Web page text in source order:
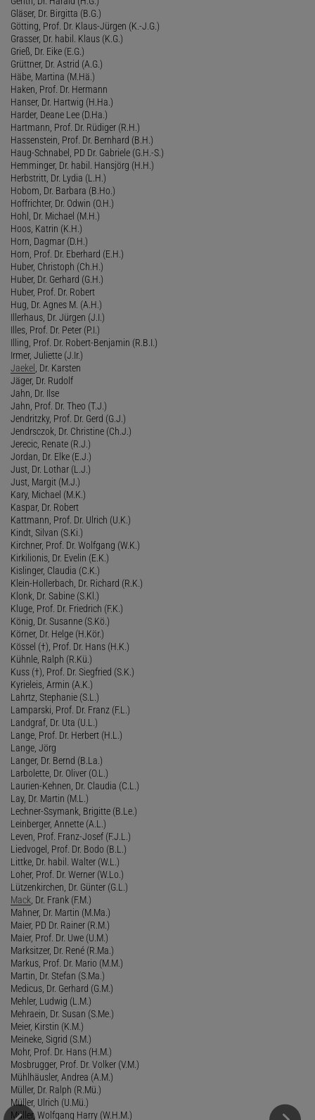
Gläser, Dr. Birgitta (B.G.)
Götting, Prof. Dr. Klaus-Jürgen (K.-J.G.)
Grasser, Dr. habil. Klaus (K.G.)
Grieß, Dr. Eike (E.G.)
Grüttner, Dr. Astrid (A.G.)
Häbe, Martina (M.Hä.)
Haken, Prof. Dr. Hermann
Hanser, Dr. Hartwig (H.Ha.)
Harder, Deane Lee (D.Ha.)
Hartmann, Prof. Dr. Rüdiger (R.H.)
Hassenstein, Prof. Dr. Bernhard (B.H.)
Haug-Schnabel, PD Dr. Gabriele (G.H.-S.)
Hemminger, Dr. habil. Hansjörg (H.H.)
Herbstritt, Dr. Lydia (L.H.)
Hobom, Dr. Barbara (B.Ho.)
Hoffrichter, Dr. Odwin (O.H.)
Hohl, Dr. Michael (M.H.)
Hoos, Katrin (K.H.)
Horn, Dagmar (D.H.)
Horn, Prof. Dr. Eberhard (E.H.)
Huber, Christoph (Ch.H.)
Huber, Dr. Gerhard (G.H.)
Huber, Prof. Dr. Robert
Hug, Dr. Agnes M. (A.H.)
Illerhaus, Dr. Jürgen (J.I.)
Illes, Prof. Dr. Peter (P.I.)
Illing, Prof. Dr. Robert-Benjamin (R.B.I.)
Irmer, Juliette (J.Ir.)
Jaekel , Dr. Karsten
Jäger, Dr. Rudolf
Jahn, Dr. Ilse
Jahn, Prof. Dr. Theo (T.J.)
Jendritzky, Prof. Dr. Gerd (G.J.)
Jendrsczok, Dr. Christine (Ch.J.)
Jerecic, Renate (R.J.)
Jordan, Dr. Elke (E.J.)
Just, Dr. Lothar (L.J.)
Just, Margit (M.J.)
Kary, Michael (M.K.)
Kaspar, Dr. Robert
Kattmann, Prof. Dr. Ulrich (U.K.)
Kindt, Silvan (S.Ki.)
Kirchner, Prof. Dr. Wolfgang (W.K.)
Kirkilionis, Dr. Evelin (E.K.)
Kislinger, Claudia (C.K.)
Klein-Hollerbach, Dr. Richard (R.K.)
Klonk, Dr. Sabine (S.Kl.)
Kluge, Prof. Dr. Friedrich (F.K.)
König, Dr. Susanne (S.Kö.)
Körner, Dr. Helge (H.Kör.)
Kössel (†), Prof. Dr. Hans (H.K.)
Kühnle, Ralph (R.Kü.)
Kuss (†), Prof. Dr. Siegfried (S.K.)
Kyrieleis, Armin (A.K.)
Lahrtz, Stephanie (S.L.)
Lamparski, Prof. Dr. Franz (F.L.)
Landgraf, Dr. Uta (U.L.)
Lange, Prof. Dr. Herbert (H.L.)
Lange, Jörg
Langer, Dr. Bernd (B.La.)
Larbolette, Dr. Oliver (O.L.)
Laurien-Kehnen, Dr. Claudia (C.L.)
Lay, Dr. Martin (M.L.)
Lechner-Ssymank, Brigitte (B.Le.)
Leinberger, Annette (A.L.)
Leven, Prof. Franz-Josef (F.J.L.)
Liedvogel, Prof. Dr. Bodo (B.L.)
Littke, Dr. habil. Walter (W.L.)
Loher, Prof. Dr. Werner (W.Lo.)
Lützenkirchen, Dr. Günter (G.L.)
Mack , Dr. Frank (F.M.)
Mahner, Dr. Martin (M.Ma.)
Maier, PD Dr. Rainer (R.M.)
Maier, Prof. Dr. Uwe (U.M.)
Marksitzer, Dr. René (R.Ma.)
Markus, Prof. Dr. Mario (M.M.)
Martin, Dr. Stefan (S.Ma.)
Medicus, Dr. Gerhard (G.M.)
Mehler, Ludwig (L.M.)
Mehraein, Dr. Susan (S.Me.)
Meier, Kirstin (K.M.)
Meineke, Sigrid (S.M.)
Mohr, Prof. Dr. Hans (H.M.)
Mosbrugger, Prof. Dr. Volker (V.M.)
Mühlhäusler, Andrea (A.M.)
Müller, Dr. Ralph (R.Mü.)
Müller, Ulrich (U.Mü.)
Müller, Wolfgang Harry (W.H.M.)